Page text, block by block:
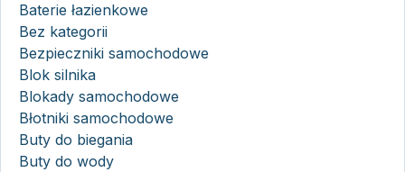
Baterie łazienkowe
Bez kategorii
Bezpieczniki samochodowe
Blok silnika
Blokady samochodowe
Błotniki samochodowe
Buty do biegania
Buty do wody